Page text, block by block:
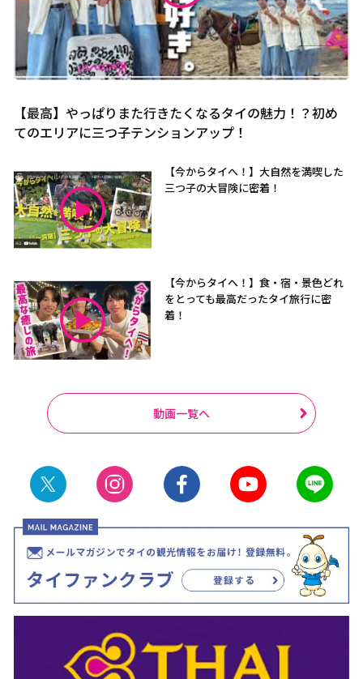
【最高】やっぱりまた行きたくなるタイの魅力！？初め
てのエリアに三つ子テンションアップ！
【今からタイへ！】大自然を満喫した
三つ子の大冒険に密着！
【今からタイへ！】食・宿・景色どれ
をとっても最高だったタイ旅行に密
着！
動画一覧へ